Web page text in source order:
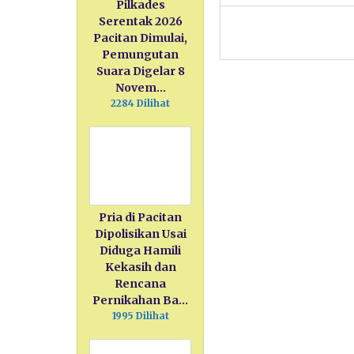
Pilkades
Serentak 2026
Pacitan Dimulai,
Pemungutan
Suara Digelar 8
Novem…
2284 Dilihat
Pria di Pacitan
Dipolisikan Usai
Diduga Hamili
Kekasih dan
Rencana
Pernikahan Ba…
1995 Dilihat